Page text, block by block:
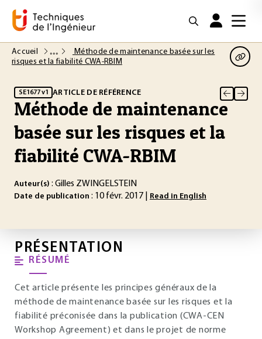
Accueil
Méthode de maintenance basée sur les
risques et la fiabilité CWA-RBIM
SE1677 v1 ARTICLE DE RÉFÉRENCE
Méthode de maintenance
basée sur les risques et la
fiabilité CWA-RBIM
Auteur(s) : Gilles ZWINGELSTEIN
Date de publication : 10 févr. 2017 | Read in English
PRÉSENTATION
RÉSUMÉ
Cet article présente les principes généraux de la
méthode de maintenance basée sur les risques et la
fiabilité préconisée dans la publication (CWA-CEN
Workshop Agreement) et dans le projet de norme